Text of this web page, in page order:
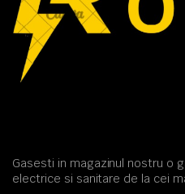
Gasesti in magazinul nostru o
electrice si sanitare de la cei